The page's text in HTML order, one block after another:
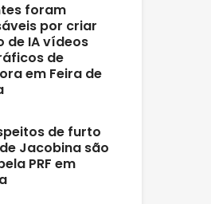
foram
por criar
de IA vídeos
de
em Feira de
de furto
Jacobina são
PRF em